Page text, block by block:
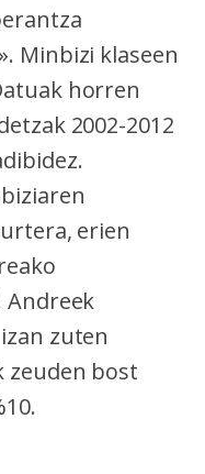
Minbizi klaseen
horren
2002-2012
erien
Andreek
zuten
zeuden bost